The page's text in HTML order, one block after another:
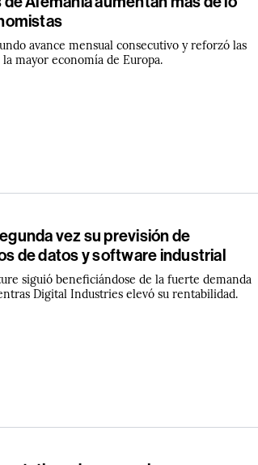
avance mensual consecutivo y reforzó las
mayor economía de Europa.
vez su previsión de
de datos y software industrial
siguió beneficiándose de la fuerte demanda
Digital Industries elevó su rentabilidad.